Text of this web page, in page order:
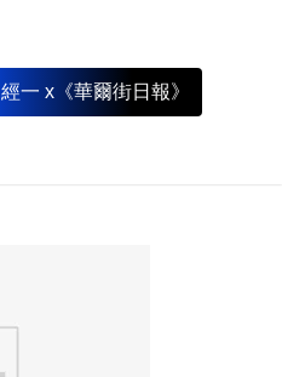
經一 x《華爾街日報》